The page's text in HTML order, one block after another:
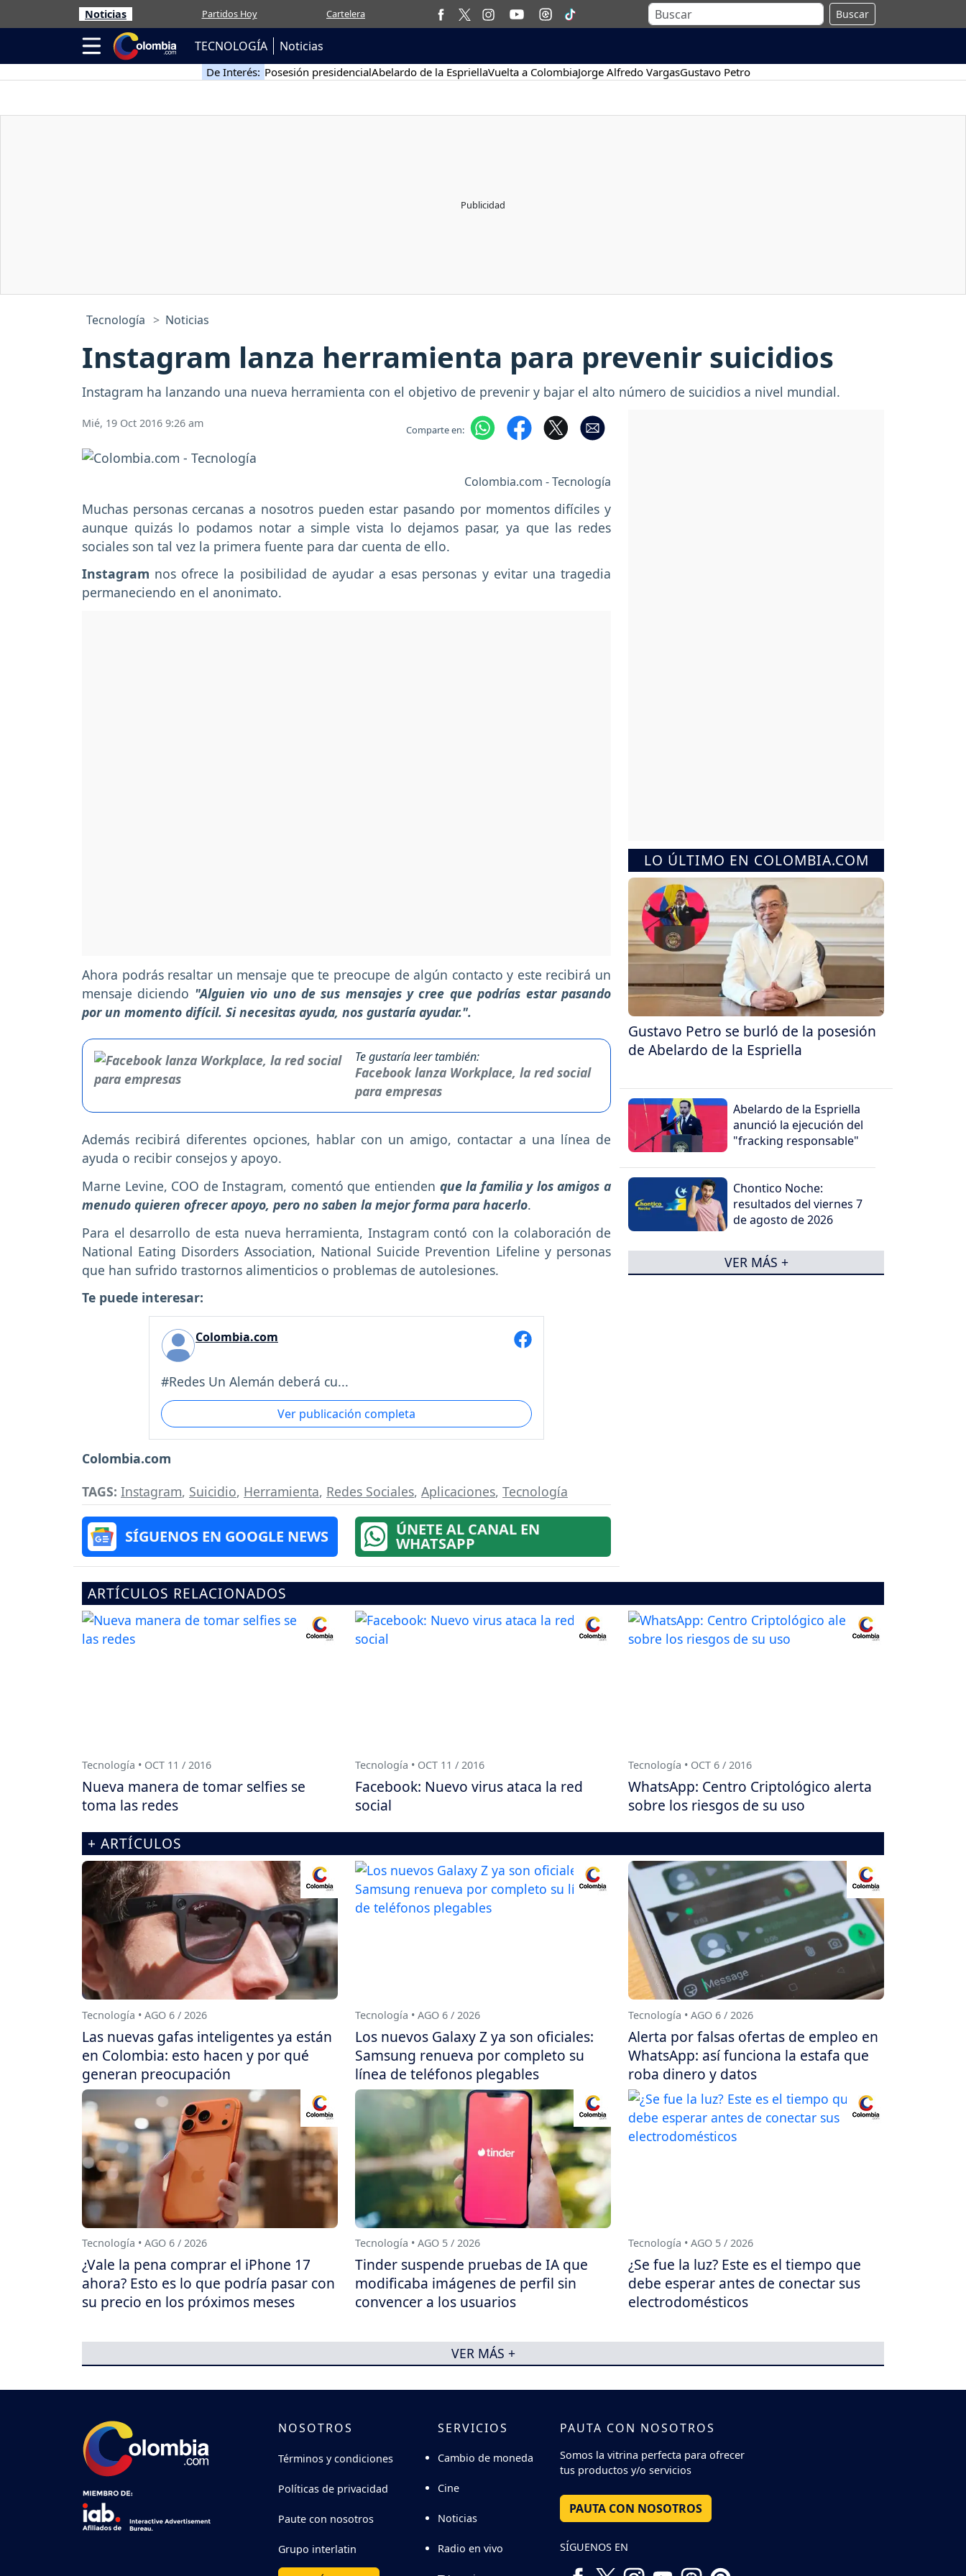
Noticias Partidos Hoy Cartelera Buscar
TECNOLOGÍA Noticias
De Interés: Posesión presidencialAbelardo de la EspriellaVuelta a ColombiaJorge Alfredo VargasGustavo Petro
Tecnología Noticias
Instagram lanza herramienta para prevenir suicidios
Instagram ha lanzando una nueva herramienta con el objetivo de prevenir y bajar el alto número de suicidios a nivel mundial.
Mié, 19 Oct 2016 9:26 am Comparte en:
Colombia.com - Tecnología
Muchas personas cercanas a nosotros pueden estar pasando por momentos difíciles y
aunque quizás lo podamos notar a simple vista lo dejamos pasar, ya que las redes
sociales son tal vez la primera fuente para dar cuenta de ello.
Instagram nos ofrece la posibilidad de ayudar a esas personas y evitar una tragedia
permaneciendo en el anonimato.
Ahora podrás resaltar un mensaje que te preocupe de algún contacto y este recibirá un
mensaje diciendo "Alguien vio uno de sus mensajes y cree que podrías estar pasando
por un momento difícil. Si necesitas ayuda, nos gustaría ayudar.".
Te gustaría leer también:
Facebook lanza Workplace, la red social
para empresas
Además recibirá diferentes opciones, hablar con un amigo, contactar a una línea de
ayuda o recibir consejos y apoyo.
Marne Levine, COO de Instagram, comentó que entienden que la familia y los amigos a
menudo quieren ofrecer apoyo, pero no saben la mejor forma para hacerlo.
Para el desarrollo de esta nueva herramienta, Instagram contó con la colaboración de
National Eating Disorders Association, National Suicide Prevention Lifeline y personas
que han sufrido trastornos alimenticios o problemas de autolesiones.
Te puede interesar:
Colombia.com
#Redes Un Alemán deberá cu...
Ver publicación completa
Colombia.com
TAGS: Instagram, Suicidio, Herramienta, Redes Sociales, Aplicaciones, Tecnología
SÍGUENOS EN GOOGLE NEWS ÚNETE AL CANAL EN
WHATSAPP
LO ÚLTIMO EN COLOMBIA.COM
Gustavo Petro se burló de la posesión
de Abelardo de la Espriella
Abelardo de la Espriella
anunció la ejecución del
"fracking responsable"
Chontico Noche:
resultados del viernes 7
de agosto de 2026
VER MÁS +
ARTÍCULOS RELACIONADOS
Tecnología • OCT 11 / 2016
Nueva manera de tomar selfies se
toma las redes
Tecnología • OCT 11 / 2016
Facebook: Nuevo virus ataca la red
social
Tecnología • OCT 6 / 2016
WhatsApp: Centro Criptológico alerta
sobre los riesgos de su uso
+ ARTÍCULOS
Tecnología • AGO 6 / 2026
Las nuevas gafas inteligentes ya están
en Colombia: esto hacen y por qué
generan preocupación
Tecnología • AGO 6 / 2026
Los nuevos Galaxy Z ya son oficiales:
Samsung renueva por completo su
línea de teléfonos plegables
Tecnología • AGO 6 / 2026
Alerta por falsas ofertas de empleo en
WhatsApp: así funciona la estafa que
roba dinero y datos
Tecnología • AGO 6 / 2026
¿Vale la pena comprar el iPhone 17
ahora? Esto es lo que podría pasar con
su precio en los próximos meses
Tecnología • AGO 5 / 2026
Tinder suspende pruebas de IA que
modificaba imágenes de perfil sin
convencer a los usuarios
Tecnología • AGO 5 / 2026
¿Se fue la luz? Este es el tiempo que
debe esperar antes de conectar sus
electrodomésticos
VER MÁS +
NOSOTROS
Términos y condiciones
Políticas de privacidad
Paute con nosotros
Grupo interlatin
SERVICIOS
Cambio de moneda
Cine
Noticias
Radio en vivo
PAUTA CON NOSOTROS
Somos la vitrina perfecta para ofrecer
tus productos y/o servicios
PAUTA CON NOSOTROS
SÍGUENOS EN